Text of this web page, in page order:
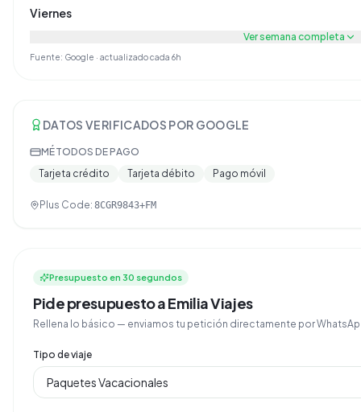
Viernes
Ver semana completa
Fuente: Google · actualizado cada 6h
DATOS VERIFICADOS POR GOOGLE
MÉTODOS DE PAGO
Tarjeta crédito
Tarjeta débito Pago móvil
Plus Code: 8CGR9843+FM
Presupuesto en 30 segundos
Pide presupuesto a Emilia Viajes
Rellena lo básico — enviamos tu petición directamente por
Tipo de viaje